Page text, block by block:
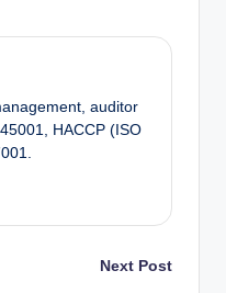
auditor
HACCP (ISO
Next Post